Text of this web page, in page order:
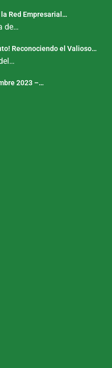
Red Empresarial…
de…
Reconociendo el Valioso…
2023 –…